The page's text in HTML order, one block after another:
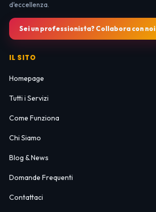
d'eccellenza.
Sei un professionista? Collabora con noi
IL SITO
Homepage
Tutti i Servizi
Come Funziona
Chi Siamo
Blog & News
Domande Frequenti
Contattaci